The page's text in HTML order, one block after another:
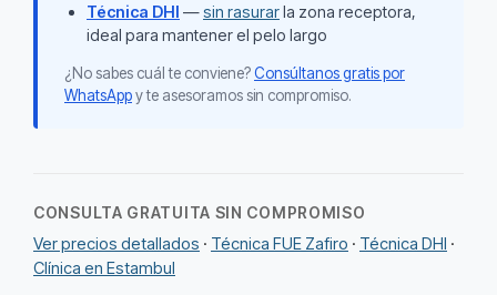
Técnica DHI —sin rasurarla zona receptora,
ideal para mantener el pelo largo
¿No sabes cuál te conviene?Consúltanos gratis por
WhatsAppy te asesoramos sin compromiso.
CONSULTA GRATUITA SIN COMPROMISO
Ver precios detallados · Técnica FUE Zafiro · Técnica DHI ·
Clínica en Estambul